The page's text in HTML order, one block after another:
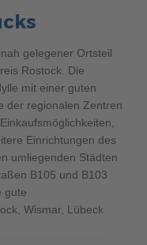
gelegener Ortsteil
Rostock. Die
mit einer guten
der regionalen Zentren
Einrichtungen des
umliegenden Städten
B105 und B103
gute
Wismar, Lübeck